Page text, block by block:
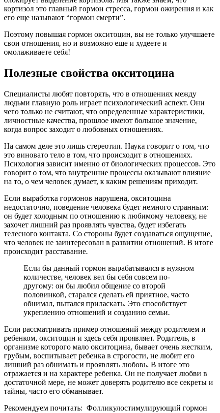
кортизол это главный гормон стресса, гормон ожирения и как
его еще называют “гормон смерти”.
Поэтому повышая гормон окситоцин, вы не только улучшаете
свои отношения, но и возможно еще и худеете и
омолаживаете себя!
Полезные свойства окситоцина
Специалисты любят повторять, что в отношениях между
людьми главную роль играет психологический аспект. Они
чего только не считают, что определенные характеристики,
личностные качества, прошлое имеют большое значение,
когда вопрос заходит о любовных отношениях.
На самом деле это лишь стереотип. Наука говорит о том, что
это виновато тело в том, что происходит в отношениях.
Психология зависит именно от биологических процессов. Это
говорит о том, что внутренние процессы оказывают влияние
на то, о чем человек думает, к каким решениям приходит.
Если выработка гормонов нарушена, окситоцина
недостаточно, поведение человека будет немного странным:
он будет холодным по отношению к любимому человеку, не
захочет лишний раз проявлять чувства, будет избегать
телесного контакта. Со стороны будет создаваться ощущение,
что человек не заинтересован в развитии отношений. В итоге
происходит расставание.
Если бы данный гормон вырабатывался в нужном
количестве, человек вел бы себя совсем по-
другому: он бы любил общение со второй
половинкой, старался сделать ей приятное, часто
обнимал, пытался приласкать. Это способствует
укреплению отношений и созданию семьи.
Если рассматривать пример отношений между родителем и
ребенком, окситоцин и здесь себя проявляет. Родитель, в
организме которого мало окситоцина, бывает очень жестким,
грубым, воспитывает ребенка в строгости, не любит его
лишний раз обнимать и проявлять любовь. В итоге это
отражается и на характере ребенка. Он не получает любви в
достаточной мере, не может доверять родителю все секреты и
тайны, часто его обманывает.
Рекомендуем почитать: Фолликулостимулирующий гормон